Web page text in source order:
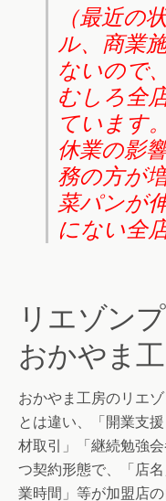
（最近の
ル、商業
ないので
むしろ全
ています
休業の影
務の方が
菜パンが
にない全
リエゾン
おかやま
おかやま工房のリエ
とは違い、「開業支
材取引」「継続勉強
つ契約形態で、「店
業時間」等が加盟店